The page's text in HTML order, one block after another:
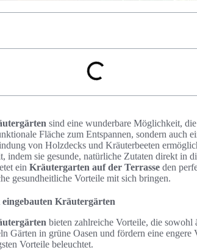
sind eine wunderbare Möglichkeit,
Fläche zum Entspannen, sondern auch
von Holzdecks und Kräuterbeeten
indem sie gesunde, natürliche Zutaten direkt in
ein Kräutergarten auf der Terrasse den
gesundheitliche Vorteile mit sich bringen.
Kräutergärten
bieten zahlreiche Vorteile, die sowohl
Gärten in grüne Oasen und fördern eine
Vorteile beleuchtet.